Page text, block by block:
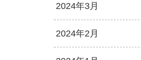
2024年3月
2024年2月